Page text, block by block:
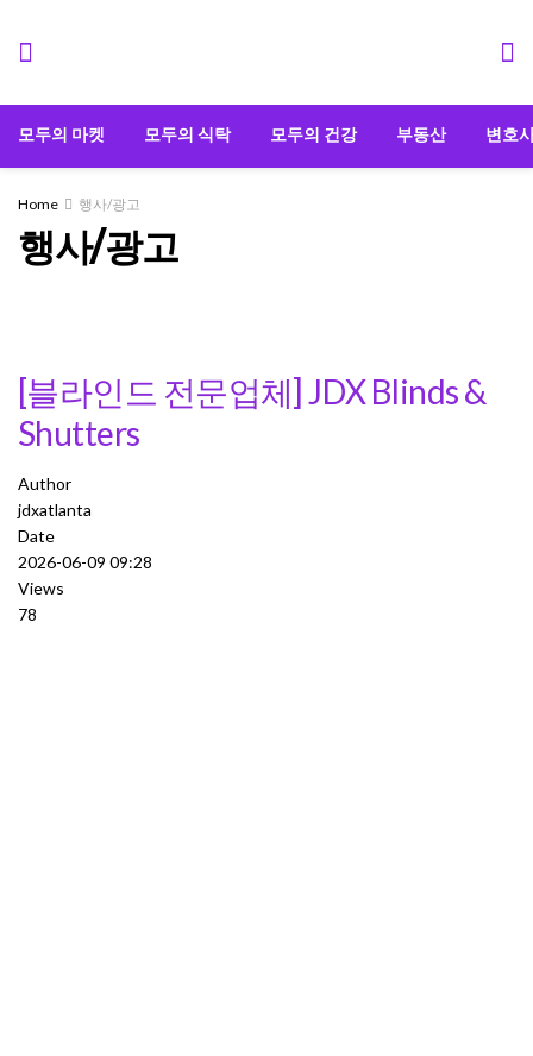
모두의 마켓 모두의 식탁 모두의 건강 부동산 변호
Home 행사/광고
행사/광고
[블라인드 전문업체] JDX Blinds &
Shutters
Author
jdxatlanta
Date
2026-06-09 09:28
Views
78